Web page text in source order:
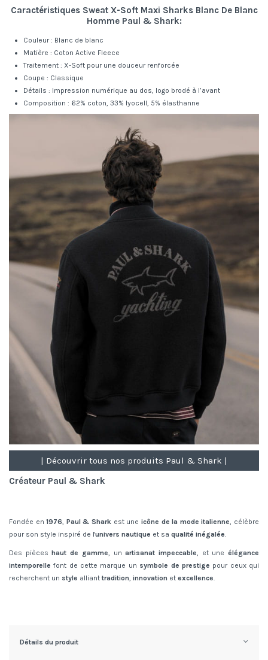
Caractéristiques Sweat X-Soft Maxi Sharks Blanc De Blanc
Homme Paul & Shark:
Couleur : Blanc de blanc
Matière : Coton Active Fleece
Traitement : X-Soft pour une douceur renforcée
Coupe : Classique
Détails : Impression numérique au dos, logo brodé à l’avant
Composition : 62% coton, 33% lyocell, 5% élasthanne
| Découvrir tous nos produits Paul & Shark |
Créateur Paul & Shark
Fondée en1976, Paul & Shark est une icône de la mode italienne, célèbre
pour son style inspiré de l'univers nautique et sa qualité inégalée.
Des pièceshaut de gamme , unartisanat impeccable , et uneélégance
intemporelle font de cette marque un symbole de prestige pour ceux qui
recherchent un style alliant tradition innovation et excellence
Détails du produit